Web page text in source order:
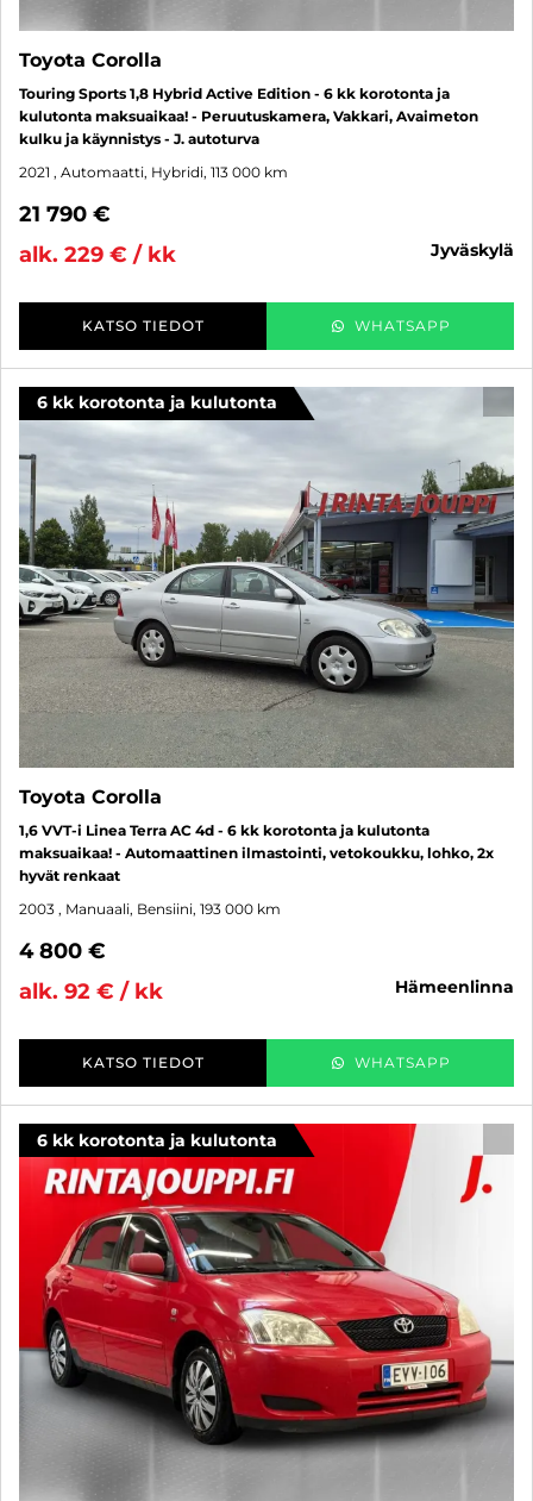
Toyota Corolla
Touring Sports 1,8 Hybrid Active Edition - 6 kk korotonta ja
kulutonta maksuaikaa! - Peruutuskamera, Vakkari, Avaimeton
kulku ja käynnistys - J. autoturva
2021 , Automaatti, Hybridi, 113 000 km
21 790 €
alk. 229 € / kk
jyväskylä
KATSO TIEDOT WHATSAPP
6 kk korotonta ja kulutonta
Toyota Corolla
1,6 VVT-i Linea Terra AC 4d - 6 kk korotonta ja kulutonta
maksuaikaa! - Automaattinen ilmastointi, vetokoukku, lohko, 2x
hyvät renkaat
2003 , Manuaali, Bensiini, 193 000 km
4 800 €
alk. 92 € / kk
hämeenlinna
KATSO TIEDOT WHATSAPP
6 kk korotonta ja kulutonta